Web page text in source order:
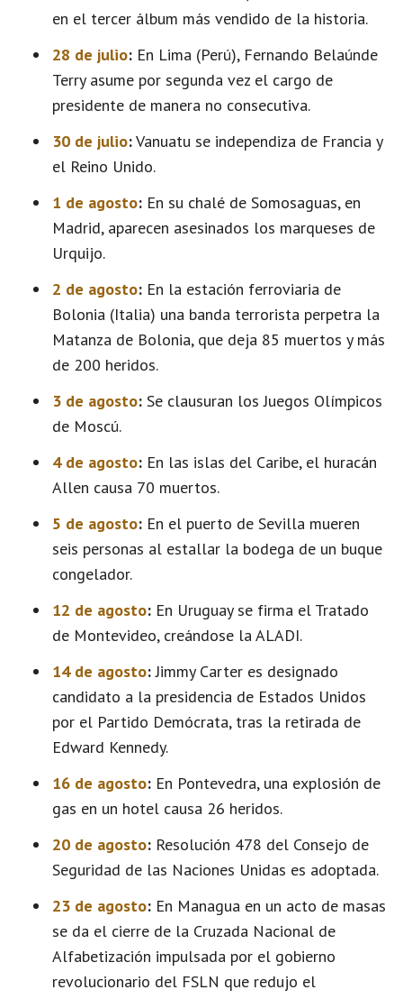
en el tercer álbum más vendido de la historia.
28 de julio: En Lima (Perú), Fernando Belaúnde
Terry asume por segunda vez el cargo de
presidente de manera no consecutiva.
30 de julio:Vanuatu se independiza de Francia y
el Reino Unido.
1 de agosto: En su chalé de Somosaguas, en
Madrid, aparecen asesinados los marqueses de
Urquijo.
2 de agosto: En la estación ferroviaria de
Bolonia (Italia) una banda terrorista perpetra la
Matanza de Bolonia, que deja 85 muertos y más
de 200 heridos.
3 de agosto: Se clausuran los Juegos Olímpicos
de Moscú.
4 de agosto: En las islas del Caribe, el huracán
Allen causa 70 muertos.
5 de agosto: En el puerto de Sevilla mueren
seis personas al estallar la bodega de un buque
congelador.
12 de agosto: En Uruguay se firma el Tratado
de Montevideo, creándose la ALADI.
14 de agosto:Jimmy Carter es designado
candidato a la presidencia de Estados Unidos
por el Partido Demócrata, tras la retirada de
Edward Kennedy.
16 de agosto: En Pontevedra, una explosión de
gas en un hotel causa 26 heridos.
20 de agosto: Resolución 478 del Consejo de
Seguridad de las Naciones Unidas es adoptada.
23 de agosto: En Managua en un acto de masas
se da el cierre de la Cruzada Nacional de
Alfabetización impulsada por el gobierno
revolucionario del FSLN que redujo el